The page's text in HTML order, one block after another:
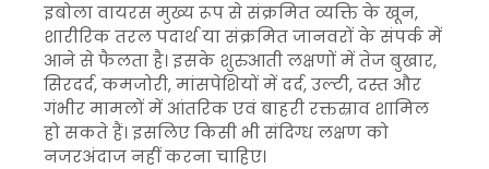
इबोला वायरस मुख्य रूप से संक्रमित व्यक्ति के खून,
शारीरिक तरल पदार्थ या संक्रमित जानवरों के संपर्क में
आने से फैलता है। इसके शुरुआती लक्षणों में तेज बुखार,
सिरदर्द, कमजोरी, मांसपेशियों में दर्द, उल्टी, दस्त और
गंभीर मामलों में आंतरिक एवं बाहरी रक्तस्राव शामिल
हो सकते हैं। इसलिए किसी भी संदिग्ध लक्षण को
नजरअंदाज नहीं करना चाहिए।